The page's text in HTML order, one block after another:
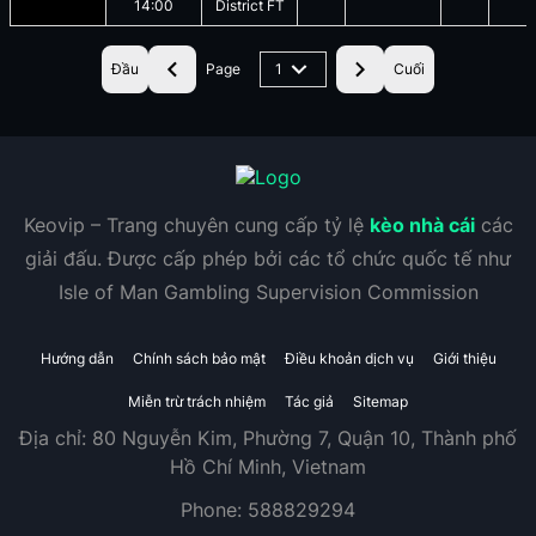
14:00 District FT
Đầu Page 1 Cuối
Keovip – Trang chuyên cung cấp tỷ lệ kèo nhà cáicác
giải đấu. Được cấp phép bởi các tổ chức quốc tế như
Isle of Man Gambling Supervision Commission
Hướng dẫn Chính sách bảo mật Điều khoản dịch vụ Giới thiệu
Miễn trừ trách nhiệm Tác giả Sitemap
Địa chỉ: 80 Nguyễn Kim, Phường 7, Quận 10, Thành phố
Hồ Chí Minh, Vietnam
Phone: 588829294